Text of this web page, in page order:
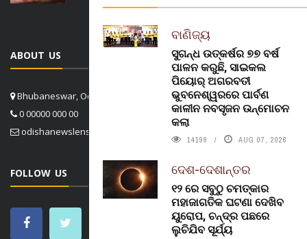
ବାଣିଜ୍ୟ
ସୁଗନ୍ଧ ଉତ୍କର୍ଷର ୭୭ ବର୍ଷ
ପାଳନ କରୁଛି, ସାଇକଲ
ପିୟୋର୍‌ ଅଗରବତୀ
ଭୁବନେଶ୍ୱରରେ ପାର୍ବଣ
କାଳୀନ ନବସୃଜନ ଉନ୍ମୋଚନ
କଲା
14199 AUG 07, 2026
ଦେଶ-ଦେଶାନ୍ତର
୧୨ ରେ ସବୁଠୁ ଚମତ୍କାର
ମହାଜାଗତିକ ଘଟଣା ଦେଖିବ
ୟୁରୋପ, ଚନ୍ଦ୍ର ପଛରେ
ଲୁଚିଯିବ ସୂର୍ଯ୍ୟ
ABOUT US
Bhubaneswar, Odisha, India
0 00000 000 00
odishanewslens@gmail.com
FOLLOW US